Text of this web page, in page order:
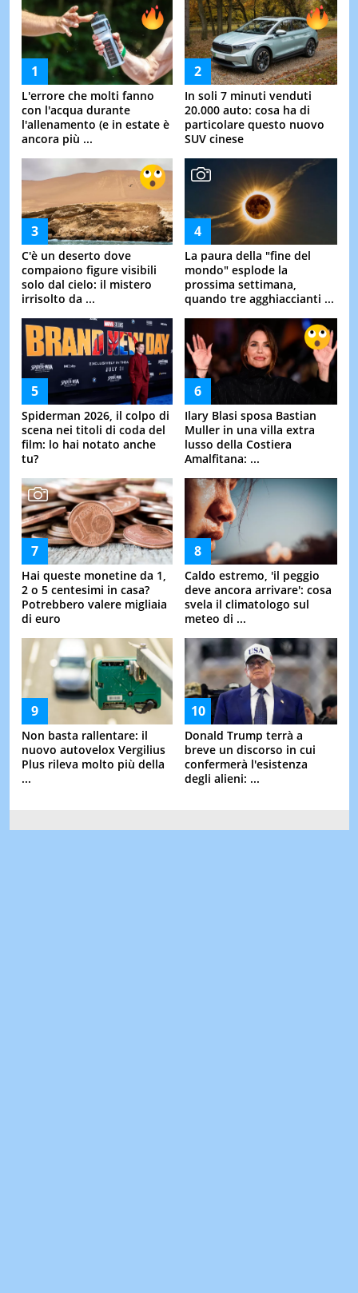
L'errore che molti fanno
con l'acqua durante
l'allenamento (e in estate è
ancora più ...
In soli 7 minuti venduti
20.000 auto: cosa ha di
particolare questo nuovo
SUV cinese
C'è un deserto dove
compaiono figure visibili
solo dal cielo: il mistero
irrisolto da ...
La paura della "fine del
mondo" esplode la
prossima settimana,
quando tre agghiaccianti ...
Spiderman 2026, il colpo di
scena nei titoli di coda del
film: lo hai notato anche
tu?
Ilary Blasi sposa Bastian
Muller in una villa extra
lusso della Costiera
Amalfitana: ...
Hai queste monetine da 1,
2 o 5 centesimi in casa?
Potrebbero valere migliaia
di euro
Caldo estremo, 'il peggio
deve ancora arrivare': cosa
svela il climatologo sul
meteo di ...
Non basta rallentare: il
nuovo autovelox Vergilius
Plus rileva molto più della
...
Donald Trump terrà a
breve un discorso in cui
confermerà l'esistenza
degli alieni: ...